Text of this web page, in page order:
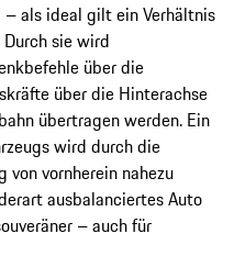
als ideal gilt ein Verhältnis
sie wird
über die
über die Hinterachse
übertragen werden. Ein
wird durch die
vornherein nahezu
ausbalanciertes Auto
– auch für